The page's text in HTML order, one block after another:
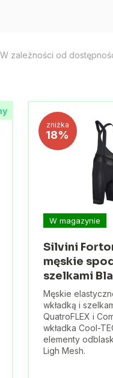
W zależności od
zniżka
18%
W magazynie
Silvini
męskie
szelkami
Męskie
wkładką i
QuatroFLEX i
wkładka Cool-
elementy
Ligh Mesh.